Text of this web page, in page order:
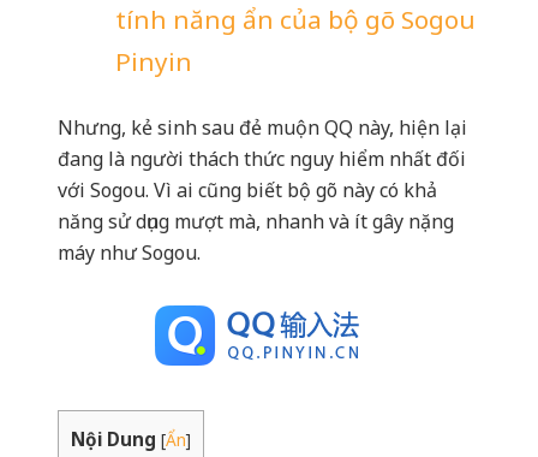
tính năng ẩn của bộ gõ Sogou
Pinyin
Nhưng, kẻ sinh sau đẻ muộn QQ này, hiện lại
đang là người thách thức nguy hiểm nhất đối
với Sogou. Vì ai cũng biết bộ gõ này có khả
năng sử dụng mượt mà, nhanh và ít gây nặng
máy như Sogou.
Nội Dung [Ẩn]